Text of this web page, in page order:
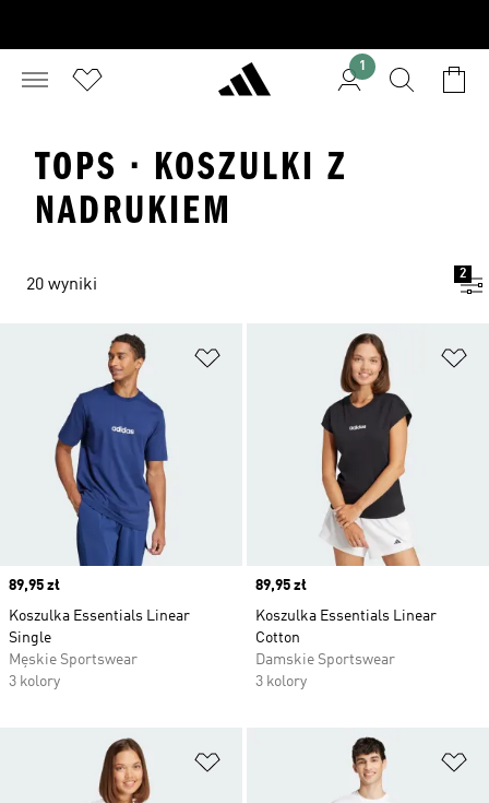
1
TOPS · KOSZULKI Z
NADRUKIEM
20 wyniki
2
Dodaj do listy życzeń
Price
89,95 zł
Koszulka Essentials Linear
Single
Męskie Sportswear
3 kolory
Price
89,95 zł
Koszulka Essentials Linear
Cotton
Damskie Sportswear
3 kolory
Dodaj do listy życzeń